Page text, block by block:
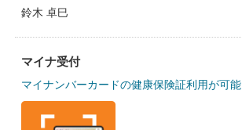
鈴木 卓巳
マイナ受付
マイナンバーカードの健康保険証利用が可能